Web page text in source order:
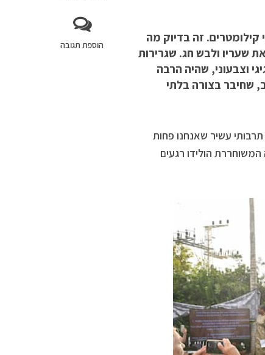
הוספת תגובה
זה בדיוק מה
פתח את שעריו ולבש חג. שגרירות
וצבעוני, שהיה הרבה
שחיבר בצורה בלתי
עשיר שאנחנו פחות
הולידו רגעים